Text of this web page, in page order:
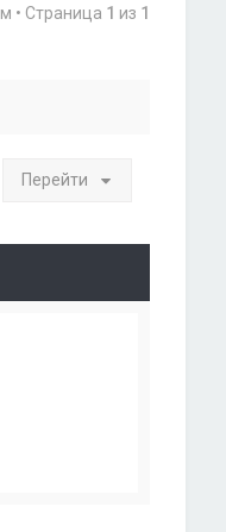
• Страница 1 из 1
Перейти